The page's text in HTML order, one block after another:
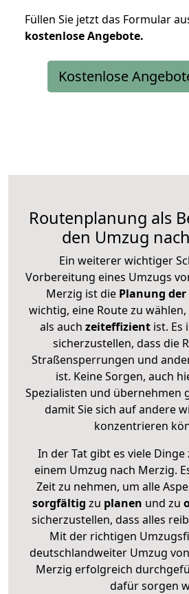
Füllen Sie jetzt das Formular
kostenloseAngebote.
Kostenlose
Routenplanung als
den Umzug
Ein weiterer wichtiger
Vorbereitung eines Umzugs
Merzig ist die Planung
wichtig, eine Route zu
als auch zeiteffizientist. Es
sicherzustellen, dass die
Straßensperrungen und
ist. Keine Sorgen, auch
Spezialisten und übernehmen
damit Sie sich auf andere
konzentrieren
In der Tat gibt es viele
einem Umzug nach Merzig.
Zeit zu nehmen, um alle
sorgfältig zu planen und zu
sicherzustellen, dass alles
Mit der richtigen
deutschlandweiter Umzug
Merzig erfolgreich
dafür sorgen